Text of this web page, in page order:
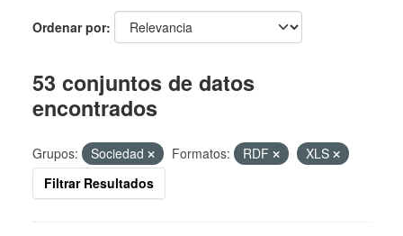
Ordenar por
53 conjuntos de datos
encontrados
Grupos: Sociedad Formatos: RDF
XLS
Filtrar Resultados